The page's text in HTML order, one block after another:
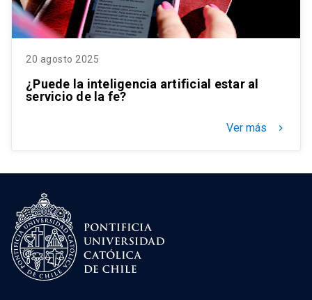
20 agosto 2025
¿Puede la inteligencia artificial estar al
servicio de la fe?
Ver más keyboard_arrow_right